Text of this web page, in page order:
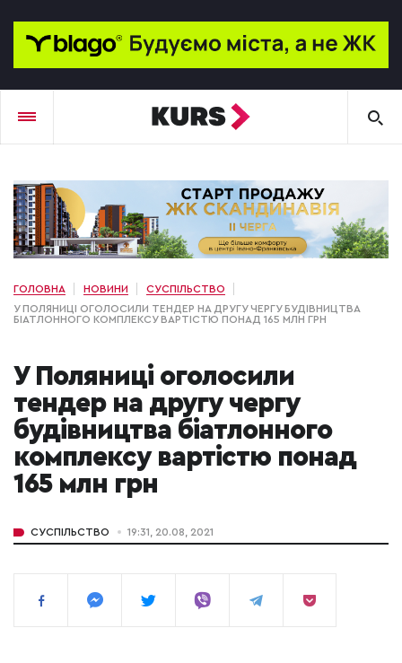
ГОЛОВНА НОВИНИ
СУСПІЛЬСТВО
У ПОЛЯНИЦІ ОГОЛОСИЛИ ТЕНДЕР НА ДРУГУ ЧЕРГУ БУДІВНИЦТВА
БІАТЛОННОГО КОМПЛЕКСУ ВАРТІСТЮ ПОНАД 165 МЛН ГРН
У Поляниці оголосили
тендер на другу чергу
будівництва біатлонного
комплексу вартістю понад
165 млн грн
СУСПІЛЬСТВО 19:31, 20.08, 2021